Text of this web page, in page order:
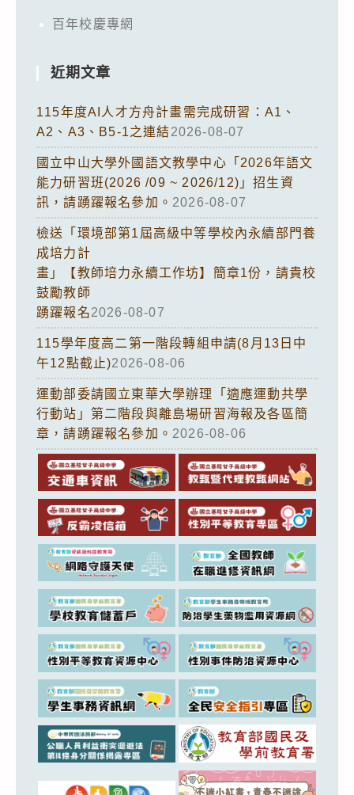
百年校慶專網
近期文章
115年度AI人才方舟計畫需完成研習：A1、
A2、A3、B5-1之連結2026-08-07
國立中山大學外國語文教學中心「2026年語文
能力研習班(2026 /09 ~ 2026/12)」招生資
訊，請踴躍報名參加。 2026-08-07
檢送「環境部第1屆高級中等學校內永續部門養
成培力計
畫」【教師培力永續工作坊】簡章1份，請貴校
鼓勵教師
踴躍報名2026-08-07
115學年度高二第一階段轉組申請(8月13日中
午12點截止)2026-08-06
運動部委請國立東華大學辦理「適應運動共學
行動站」第二階段與離島場研習海報及各區簡
章，請踴躍報名參加。 2026-08-06